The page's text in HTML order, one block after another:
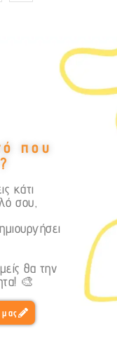
που
κάτι
σου,
θα την
🎨